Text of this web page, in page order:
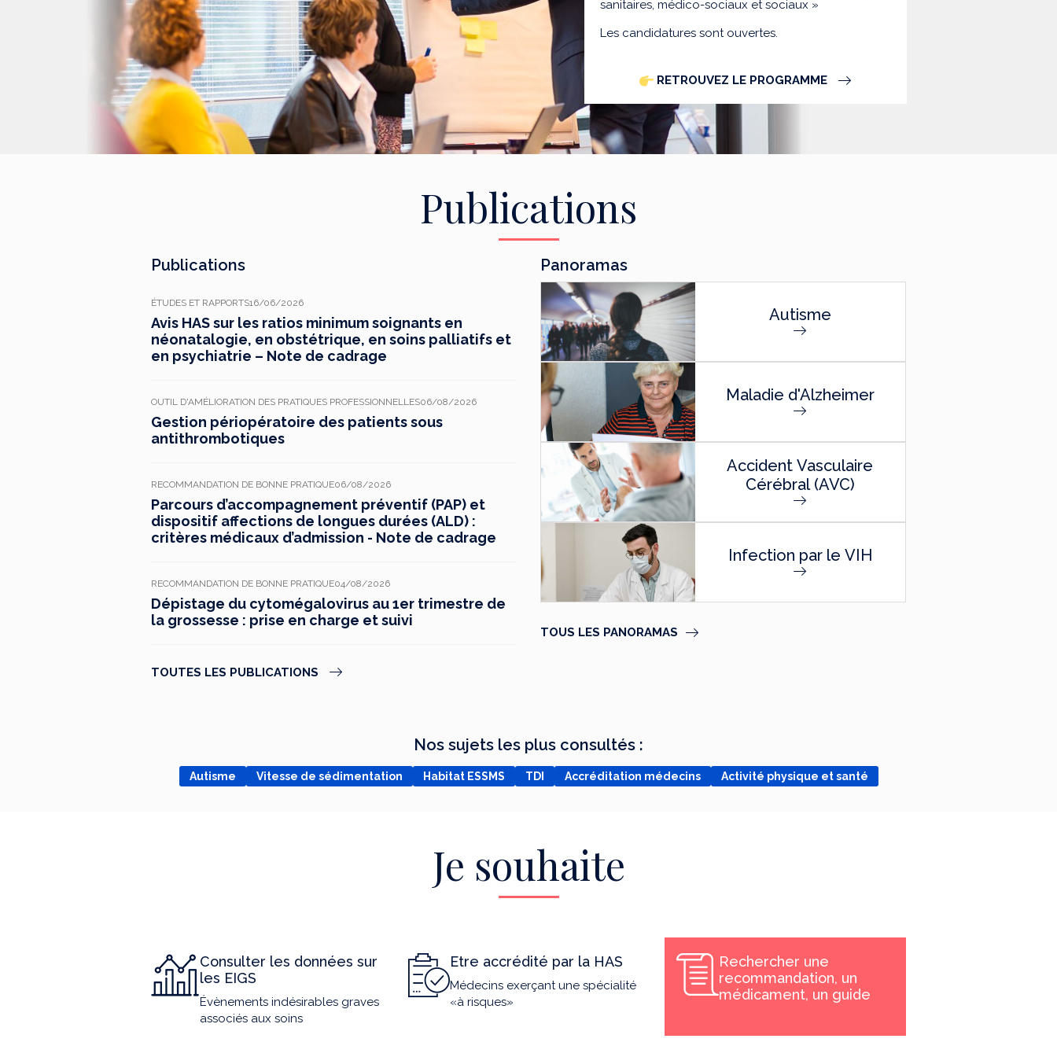
sanitaires, médico-sociaux et sociaux »
Les candidatures sont ouvertes.
RETROUVEZ LE PROGRAMME
Publications
Publications
ÉTUDES ET RAPPORTS16/06/2026
Avis HAS sur les ratios minimum soignants en
néonatalogie, en obstétrique, en soins palliatifs et
en psychiatrie – Note de cadrage
OUTIL D'AMÉLIORATION DES PRATIQUES PROFESSIONNELLES06/08/2026
Gestion périopératoire des patients sous
antithrombotiques
RECOMMANDATION DE BONNE PRATIQUE06/08/2026
Parcours d’accompagnement préventif (PAP) et
dispositif affections de longues durées (ALD) :
critères médicaux d’admission - Note de cadrage
RECOMMANDATION DE BONNE PRATIQUE04/08/2026
Dépistage du cytomégalovirus au 1er trimestre de
la grossesse : prise en charge et suivi
TOUTES LES PUBLICATIONS
Panoramas
Autisme
Maladie d'Alzheimer
Accident Vasculaire
Cérébral (AVC)
Infection par le VIH
TOUS LES PANORAMAS
Nos sujets les plus consultés :
Autisme Vitesse de sédimentation Habitat ESSMS TDI Accréditation médecins Activité physique et santé
Je souhaite
Consulter les données sur
les EIGS
Évènements indésirables graves
associés aux soins
Etre accrédité par la HAS
Médecins exerçant une spécialité
«à risques»
Rechercher une
recommandation, un
médicament, un guide